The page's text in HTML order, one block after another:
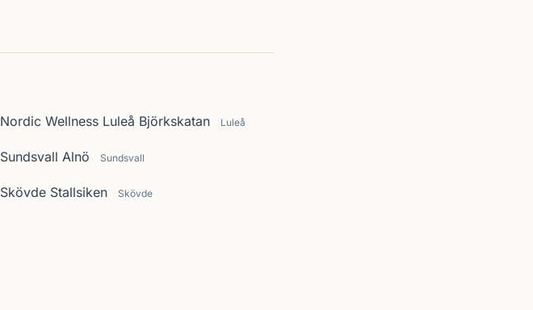
Nordic Wellness Luleå Björkskatan Luleå
Sundsvall Alnö Sundsvall
Skövde Stallsiken Skövde